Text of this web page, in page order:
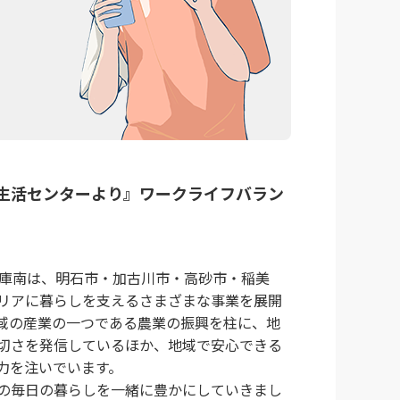
センターより』ワークライフバラン
南は、明石市・加古川市・高砂市・稲美
アに暮らしを支えるさまざまな事業を展開
の産業の一つである農業の振興を柱に、地
さを発信しているほか、地域で安心できる
注いでいます。
毎日の暮らしを一緒に豊かにしていきまし